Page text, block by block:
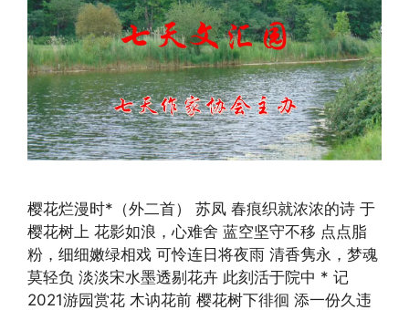
樱花烂漫时*（外二首） 苏凤 春痕织就浓浓的诗 于
樱花树上 花影如浪，心难舍 蓝空坚守不移 点点脂
粉，细细嫩绿相戏 可怜连日将夜雨 清香隽永，梦魂
莫轻负 淡淡宋水墨透剔花卉 此刻活于院中 * 记
2021游园赏花 木讷花前 樱花树下徘徊 添一份久违